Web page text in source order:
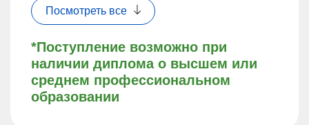
*Поступление возможно при
наличии диплома о высшем или
среднем профессиональном
образовании
Посмотреть все